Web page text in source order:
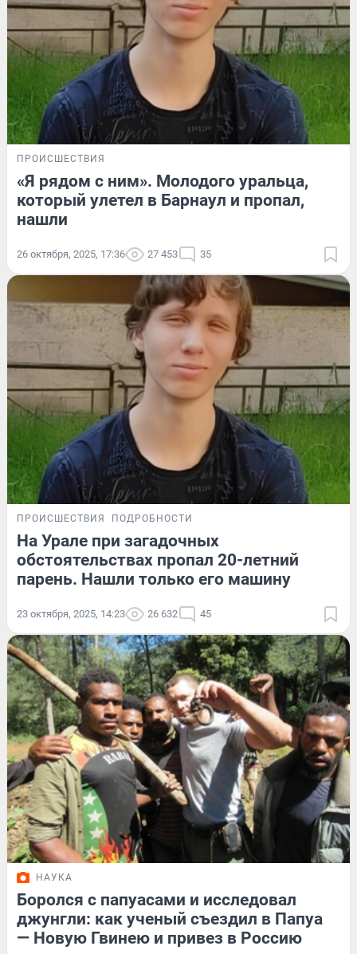
ПРОИСШЕСТВИЯ
«Я рядом с ним». Молодого уральца,
который улетел в Барнаул и пропал,
нашли
26 октября, 2025, 17:36 27 453 35
ПРОИСШЕСТВИЯ ПОДРОБНОСТИ
На Урале при загадочных
обстоятельствах пропал 20-летний
парень. Нашли только его машину
23 октября, 2025, 14:23 26 632 45
НАУКА
Боролся с папуасами и исследовал
джунгли: как ученый съездил в Папуа
— Новую Гвинею и привез в Россию